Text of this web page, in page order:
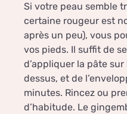
Si votre peau semble
certaine rougeur est
après un peu), vous
vos pieds. Il suffit de
d’appliquer la pâte
dessus, et de
minutes. Rincez ou
d’habitude. Le